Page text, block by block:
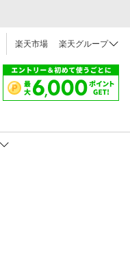
楽天市場 楽天グループ